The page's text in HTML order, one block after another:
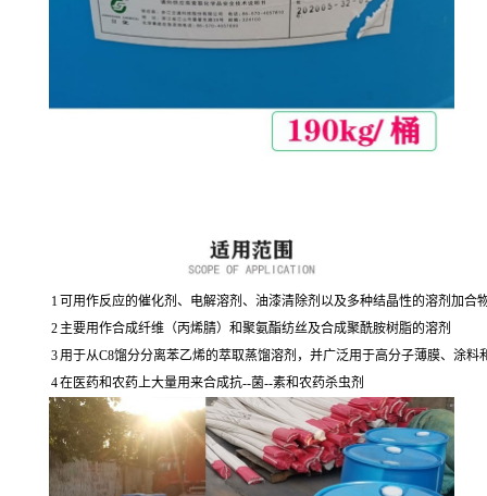
1 可用作反应的催化剂、电解溶剂、油漆清除剂以及多种结晶性的溶剂加合
2 主要用作合成纤维（丙烯腈）和聚氨酯纺丝及合成聚酰胺树脂的溶剂
3用于从C8馏分分离苯乙烯的萃取蒸馏溶剂，并广泛用于高分子薄膜、涂料
4在医药和农药上大量用来合成抗--菌--素和农药杀虫剂